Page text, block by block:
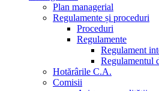
Plan managerial
Regulamente și proceduri
Proceduri
Regulamente
Regulament
Regulamentul
Hotărârile C.A.
Comisii